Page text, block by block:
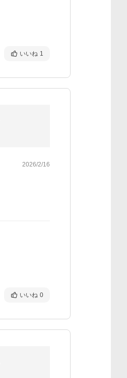
いいね 1
2026/2/16
いいね 0